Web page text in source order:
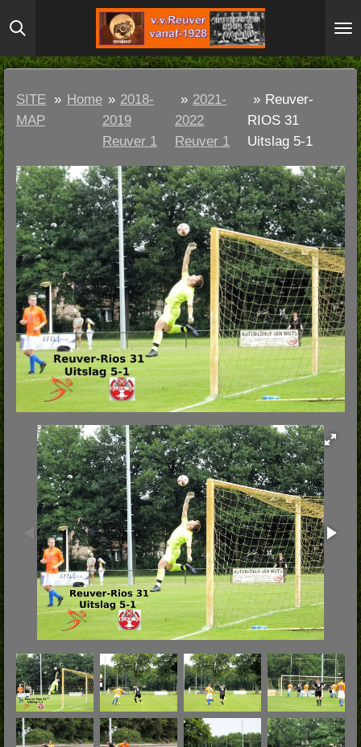
Ga
direct
naar
hoofdinhoud
SITE
MAP
» Home » 2018-
2019
Reuver 1
» 2021-
2022
Reuver 1
» Reuver-
RIOS 31
Uitslag 5-1